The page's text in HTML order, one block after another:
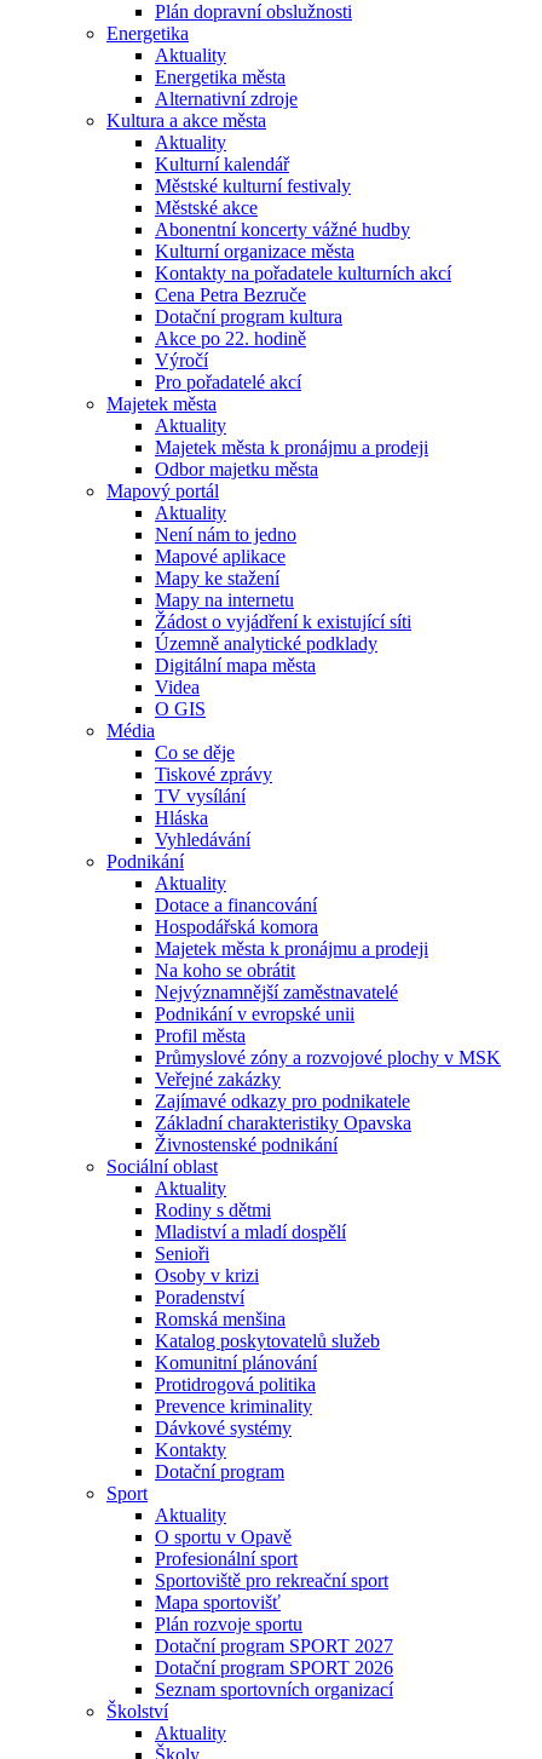
Plán dopravní obslužnosti
Energetika
Aktuality
Energetika města
Alternativní zdroje
Kultura a akce města
Aktuality
Kulturní kalendář
Městské kulturní festivaly
Městské akce
Abonentní koncerty vážné hudby
Kulturní organizace města
Kontakty na pořadatele kulturních akcí
Cena Petra Bezruče
Dotační program kultura
Akce po 22. hodině
Výročí
Pro pořadatelé akcí
Majetek města
Aktuality
Majetek města k pronájmu a prodeji
Odbor majetku města
Mapový portál
Aktuality
Není nám to jedno
Mapové aplikace
Mapy ke stažení
Mapy na internetu
Žádost o vyjádření k existující síti
Územně analytické podklady
Digitální mapa města
Videa
O GIS
Média
Co se děje
Tiskové zprávy
TV vysílání
Hláska
Vyhledávání
Podnikání
Aktuality
Dotace a financování
Hospodářská komora
Majetek města k pronájmu a prodeji
Na koho se obrátit
Nejvýznamnější zaměstnavatelé
Podnikání v evropské unii
Profil města
Průmyslové zóny a rozvojové plochy v MSK
Veřejné zakázky
Zajímavé odkazy pro podnikatele
Základní charakteristiky Opavska
Živnostenské podnikání
Sociální oblast
Aktuality
Rodiny s dětmi
Mladiství a mladí dospělí
Senioři
Osoby v krizi
Poradenství
Romská menšina
Katalog poskytovatelů služeb
Komunitní plánování
Protidrogová politika
Prevence kriminality
Dávkové systémy
Kontakty
Dotační program
Sport
Aktuality
O sportu v Opavě
Profesionální sport
Sportoviště pro rekreační sport
Mapa sportovišť
Plán rozvoje sportu
Dotační program SPORT 2027
Dotační program SPORT 2026
Seznam sportovních organizací
Školství
Aktuality